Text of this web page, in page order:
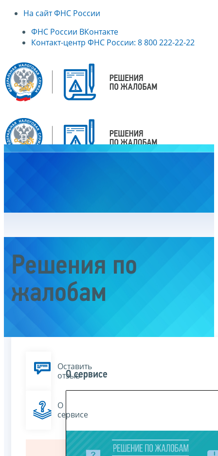
На сайт ФНС России
ФНС России ВКонтакте
Контакт-центр ФНС России: 8 800 222-22-22
Решения по
жалобам
Оставить
отзыв
О
сервисе
О сервисе